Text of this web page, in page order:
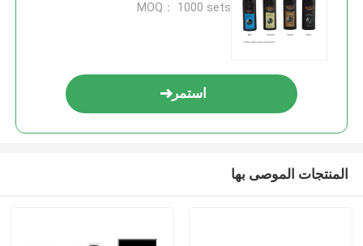
MOQ： 1000 sets
استمر
المنتجات الموصى بها